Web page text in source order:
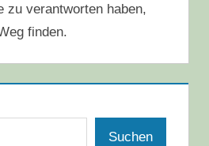
zu verantworten haben,
finden.
Suchen